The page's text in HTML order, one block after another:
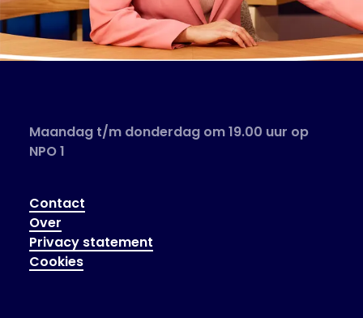
Maandag t/m donderdag om 19.00 uur op
NPO 1
Contact
Over
Privacy statement
Cookies